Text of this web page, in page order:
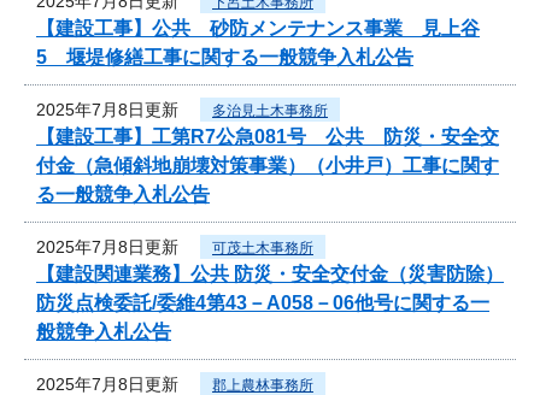
【建設工事】公共 砂防メンテナンス事業 見上谷
5 堰堤修繕工事に関する一般競争入札公告
2025年7月8日更新 多治見土木事務所
【建設工事】工第R7公急081号 公共 防災・安全交
付金（急傾斜地崩壊対策事業）（小井戸）工事に関す
る一般競争入札公告
2025年7月8日更新 可茂土木事務所
【建設関連業務】公共 防災・安全交付金（災害防除）
防災点検委託/委維4第43－A058－06他号に関する一
般競争入札公告
2025年7月8日更新 郡上農林事務所